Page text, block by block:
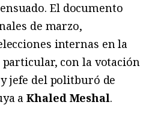
El documento
de marzo,
internas en la
con la votación
jefe del politburó de
aKhaled Meshal.